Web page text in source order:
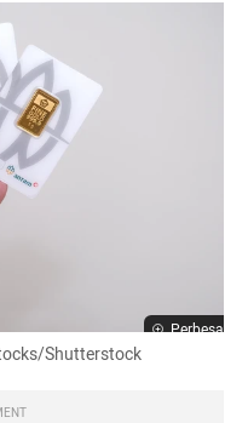
Perbesar
Shutterstock